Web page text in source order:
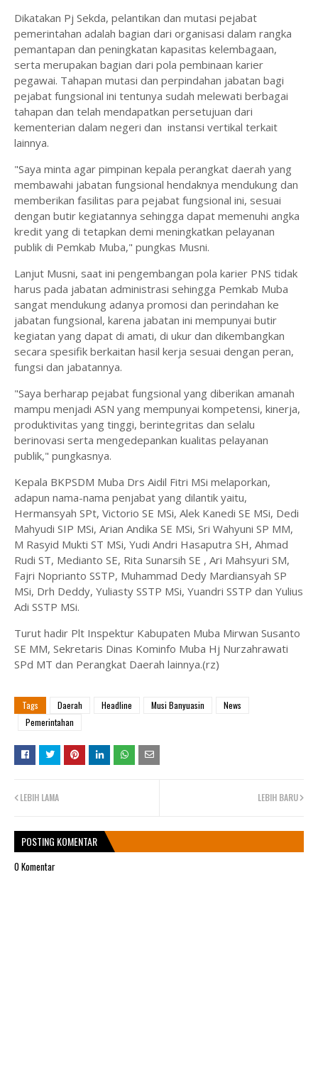
Dikatakan Pj Sekda, pelantikan dan mutasi pejabat
pemerintahan adalah bagian dari organisasi dalam rangka
pemantapan dan peningkatan kapasitas kelembagaan,
serta merupakan bagian dari pola pembinaan karier
pegawai. Tahapan mutasi dan perpindahan jabatan bagi
pejabat fungsional ini tentunya sudah melewati berbagai
tahapan dan telah mendapatkan persetujuan dari
kementerian dalam negeri dan instansi vertikal terkait
lainnya.
"Saya minta agar pimpinan kepala perangkat daerah yang
membawahi jabatan fungsional hendaknya mendukung dan
memberikan fasilitas para pejabat fungsional ini, sesuai
dengan butir kegiatannya sehingga dapat memenuhi angka
kredit yang di tetapkan demi meningkatkan pelayanan
publik di Pemkab Muba," pungkas Musni.
Lanjut Musni, saat ini pengembangan pola karier PNS tidak
harus pada jabatan administrasi sehingga Pemkab Muba
sangat mendukung adanya promosi dan perindahan ke
jabatan fungsional, karena jabatan ini mempunyai butir
kegiatan yang dapat di amati, di ukur dan dikembangkan
secara spesifik berkaitan hasil kerja sesuai dengan peran,
fungsi dan jabatannya.
"Saya berharap pejabat fungsional yang diberikan amanah
mampu menjadi ASN yang mempunyai kompetensi, kinerja,
produktivitas yang tinggi, berintegritas dan selalu
berinovasi serta mengedepankan kualitas pelayanan
publik," pungkasnya.
Kepala BKPSDM Muba Drs Aidil Fitri MSi melaporkan,
adapun nama-nama penjabat yang dilantik yaitu,
Hermansyah SPt, Victorio SE MSi, Alek Kanedi SE MSi, Dedi
Mahyudi SIP MSi, Arian Andika SE MSi, Sri Wahyuni SP MM,
M Rasyid Mukti ST MSi, Yudi Andri Hasaputra SH, Ahmad
Rudi ST, Medianto SE, Rita Sunarsih SE , Ari Mahsyuri SM,
Fajri Noprianto SSTP, Muhammad Dedy Mardiansyah SP
MSi, Drh Deddy, Yuliasty SSTP MSi, Yuandri SSTP dan Yulius
Adi SSTP MSi.
Turut hadir Plt Inspektur Kabupaten Muba Mirwan Susanto
SE MM, Sekretaris Dinas Kominfo Muba Hj Nurzahrawati
SPd MT dan Perangkat Daerah lainnya.(rz)
Tags Daerah Headline Musi Banyuasin
News
Pemerintahan
LEBIH BARU
LEBIH LAMA
POSTING KOMENTAR
0 Komentar